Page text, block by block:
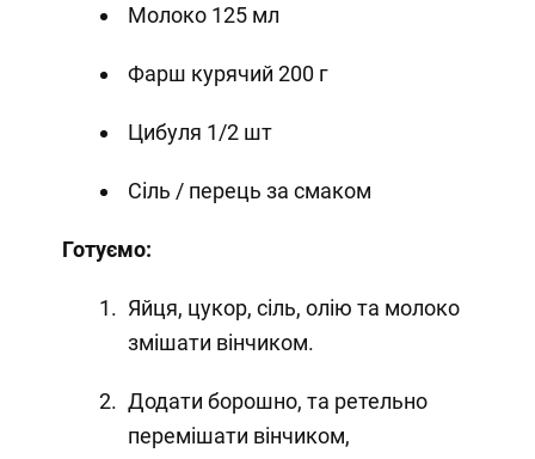
Молоко 125 мл
Фарш курячий 200 г
Цибуля 1/2 шт
Сіль / перець за смаком
Готуємо:
Яйця, цукор, сіль, олію та молоко
змішати вінчиком.
Додати борошно, та ретельно
перемішати вінчиком,